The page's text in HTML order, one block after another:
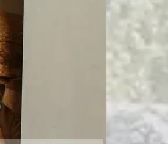
Pierre